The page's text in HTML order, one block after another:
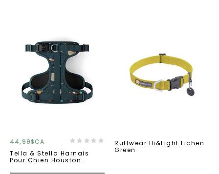
44,99$CA
Tella & Stella Harnais
Pour Chien Houston
Ruffwear Hi&light Lichen
Green